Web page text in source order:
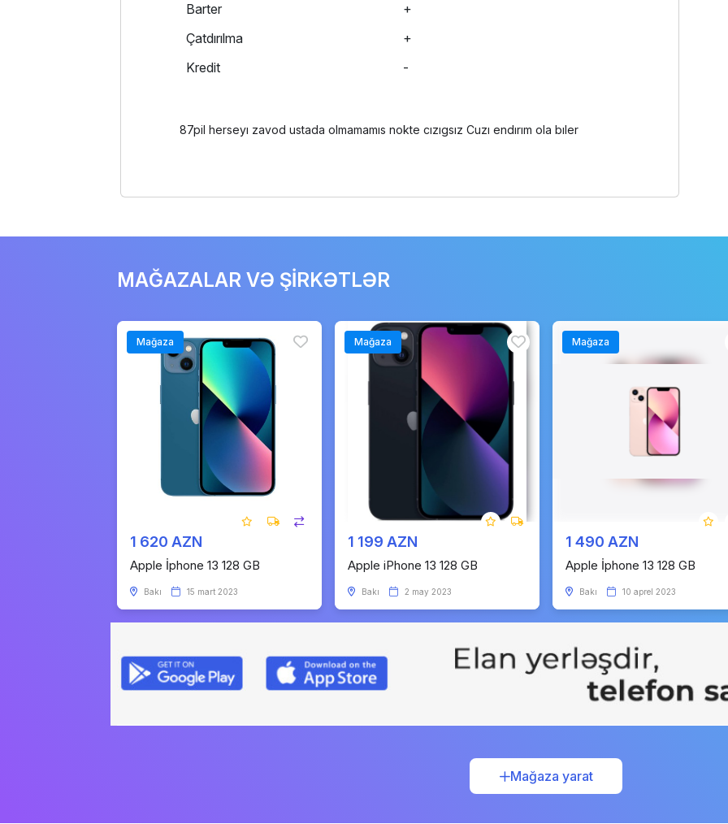
Barter
+
Çatdırılma
+
Kredit
-
87pil herseyı zavod ustada olmamamıs nokte cızıgsız Cuzı endırım ola bıler
MAĞAZALAR VƏ ŞİRKƏTLƏR
Mağaza
1 620 AZN
Apple İphone 13 128 GB
Bakı 15 mart 2023
Mağaza
1 199 AZN
Apple iPhone 13 128 GB
Bakı 2 may 2023
Mağaza
1 490 AZN
Apple İphone 13 128 GB
Bakı 10 aprel 2023
Mağaza yarat